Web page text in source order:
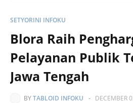
SETYORINI INFOKU
Blora Raih
Pelayanan Publik
Jawa Tengah
BYTABLOID INFOKU - DECEMBER